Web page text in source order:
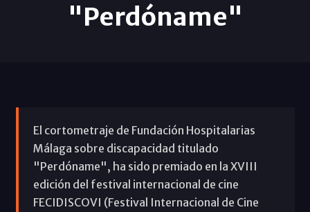
"Perdóname"
El cortometraje de Fundación Hospitalarias
Málaga sobre discapacidad titulado
"Perdóname", ha sido premiado en la XVIII
edición del festival internacional de cine
FECIDISCOVI (Festival Internacional de Cine